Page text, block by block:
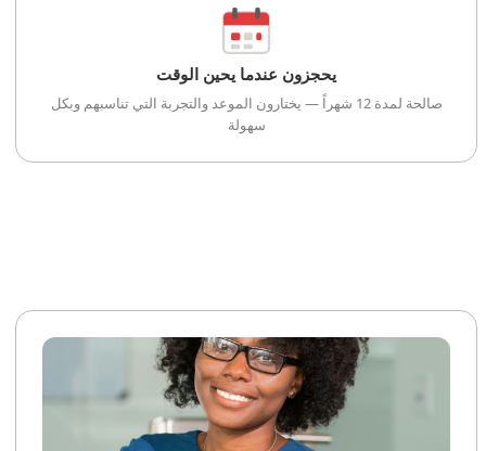
يحجزون عندما يحين الوقت
صالحة لمدة 12 شهراً — يختارون الموعد والتجربة التي تناسبهم وبكل
سهولة